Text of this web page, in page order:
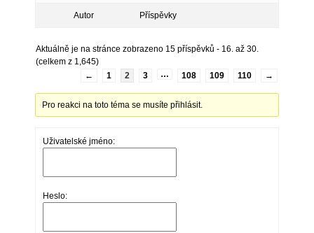
Autor Příspěvky
Aktuálně je na stránce zobrazeno 15 příspěvků - 16. až 30.
(celkem z 1,645)
←
1 2 3 … 108 109 110 →
Pro reakci na toto téma se musíte přihlásit.
Uživatelské jméno:
Heslo: